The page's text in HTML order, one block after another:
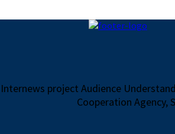
project Audience
Cooperation Agency,